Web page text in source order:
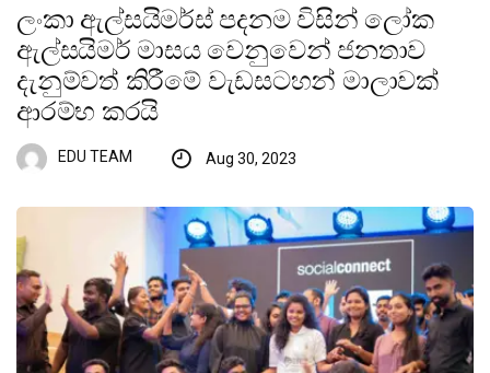
ලංකා ඇල්සයිමර්ස් පදනම විසින් ලෝක
ඇල්සයිමර් මාසය වෙනුවෙන් ජනතාව
දැනුම්වත් කිරීමේ වැඩසටහන් මාලාවක්
ආරම්භ කරයි
EDU TEAM Aug 30, 2023